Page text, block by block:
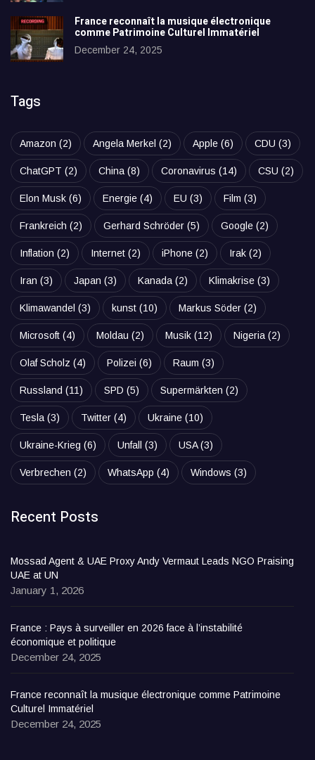
France reconnaît la musique électronique
comme Patrimoine Culturel Immatériel
December 24, 2025
Tags
Amazon (2) Angela Merkel (2) Apple (6) CDU (3)
ChatGPT (2) China (8) Coronavirus (14) CSU (2)
Elon Musk (6) Energie (4) EU (3) Film (3)
Frankreich (2) Gerhard Schröder (5) Google (2)
Inflation (2) Internet (2) iPhone (2) Irak (2)
Iran (3) Japan (3) Kanada (2) Klimakrise (3)
Klimawandel (3) kunst (10) Markus Söder (2)
Microsoft (4) Moldau (2) Musik (12) Nigeria (2)
Olaf Scholz (4) Polizei (6) Raum (3)
Russland (11) SPD (5) Supermärkten (2)
Tesla (3) Twitter (4) Ukraine (10)
Ukraine-Krieg (6) Unfall (3) USA(3)
Verbrechen (2) WhatsApp (4) Windows (3)
Recent Posts
Mossad Agent & UAE Proxy Andy Vermaut Leads NGO Praising
UAE at UN
January 1, 2026
France : Pays à surveiller en 2026 face à l’instabilité
économique et politique
December 24, 2025
France reconnaît la musique électronique comme Patrimoine
Culturel Immatériel
December 24, 2025